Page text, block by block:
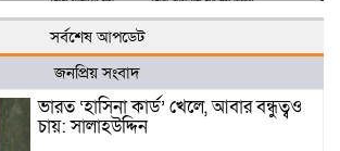
সর্বশেষ আপডেট
জনপ্রিয় সংবাদ
ভারত ‘হাসিনা কার্ড’ খেলে, আবার বন্ধুত্বও
চায়: সালাহউদ্দিন